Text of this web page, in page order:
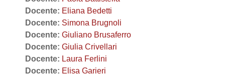
Docente: Eliana Bedetti
Docente: Simona Brugnoli
Docente: Giuliano Brusaferro
Docente: Giulia Crivellari
Docente: Laura Ferlini
Docente: Elisa Garieri